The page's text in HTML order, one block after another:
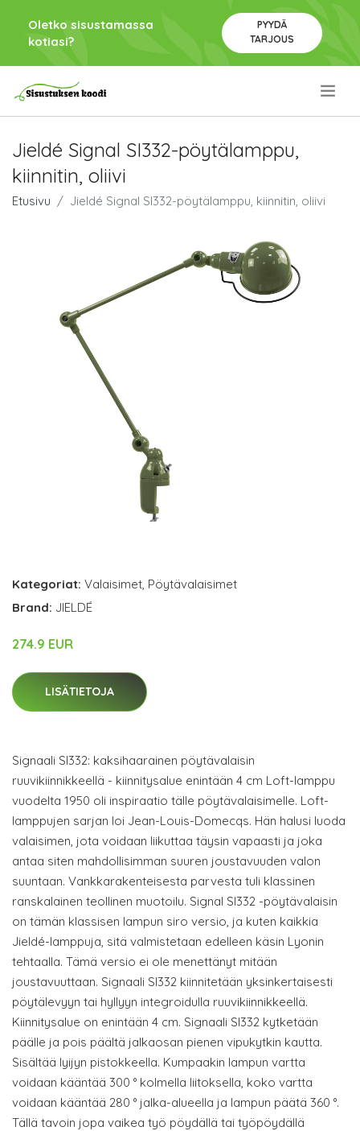
Oletko sisustamassa
kotiasi?
PYYDÄ
TARJOUS
Jieldé Signal SI332-pöytälamppu,
kiinnitin, oliivi
Etusivu Jieldé Signal SI332-pöytälamppu, kiinnitin, oliivi
Kategoriat: Valaisimet, Pöytävalaisimet
Brand: JIELDÉ
274.9 EUR
LISÄTIETOJA
Signaali SI332: kaksihaarainen pöytävalaisin
ruuvikiinnikkeellä - kiinnitysalue enintään 4 cm Loft-lamppu
vuodelta 1950 oli inspiraatio tälle pöytävalaisimelle. Loft-
lamppujen sarjan loi Jean-Louis-Domecqs. Hän halusi luoda
valaisimen, jota voidaan liikuttaa täysin vapaasti ja joka
antaa siten mahdollisimman suuren joustavuuden valon
suuntaan. Vankkarakenteisesta parvesta tuli klassinen
ranskalainen teollinen muotoilu. Signal SI332 -pöytävalaisin
on tämän klassisen lampun siro versio, ja kuten kaikkia
Jieldé-lamppuja, sitä valmistetaan edelleen käsin Lyonin
tehtaalla. Tämä versio ei ole menettänyt mitään
joustavuuttaan. Signaali SI332 kiinnitetään yksinkertaisesti
pöytälevyyn tai hyllyyn integroidulla ruuvikiinnikkeellä.
Kiinnitysalue on enintään 4 cm. Signaali SI332 kytketään
päälle ja pois päältä jalkaosan pienen vipukytkin kautta.
Sisältää lyijyn pistokkeella. Kumpaakin lampun vartta
voidaan kääntää 300 ° kolmella liitoksella, koko vartta
voidaan kääntää 280 ° jalka-alueella ja lampun päätä 360 °.
Tällä tavoin jopa vaikea työ pöydällä tai työpöydällä